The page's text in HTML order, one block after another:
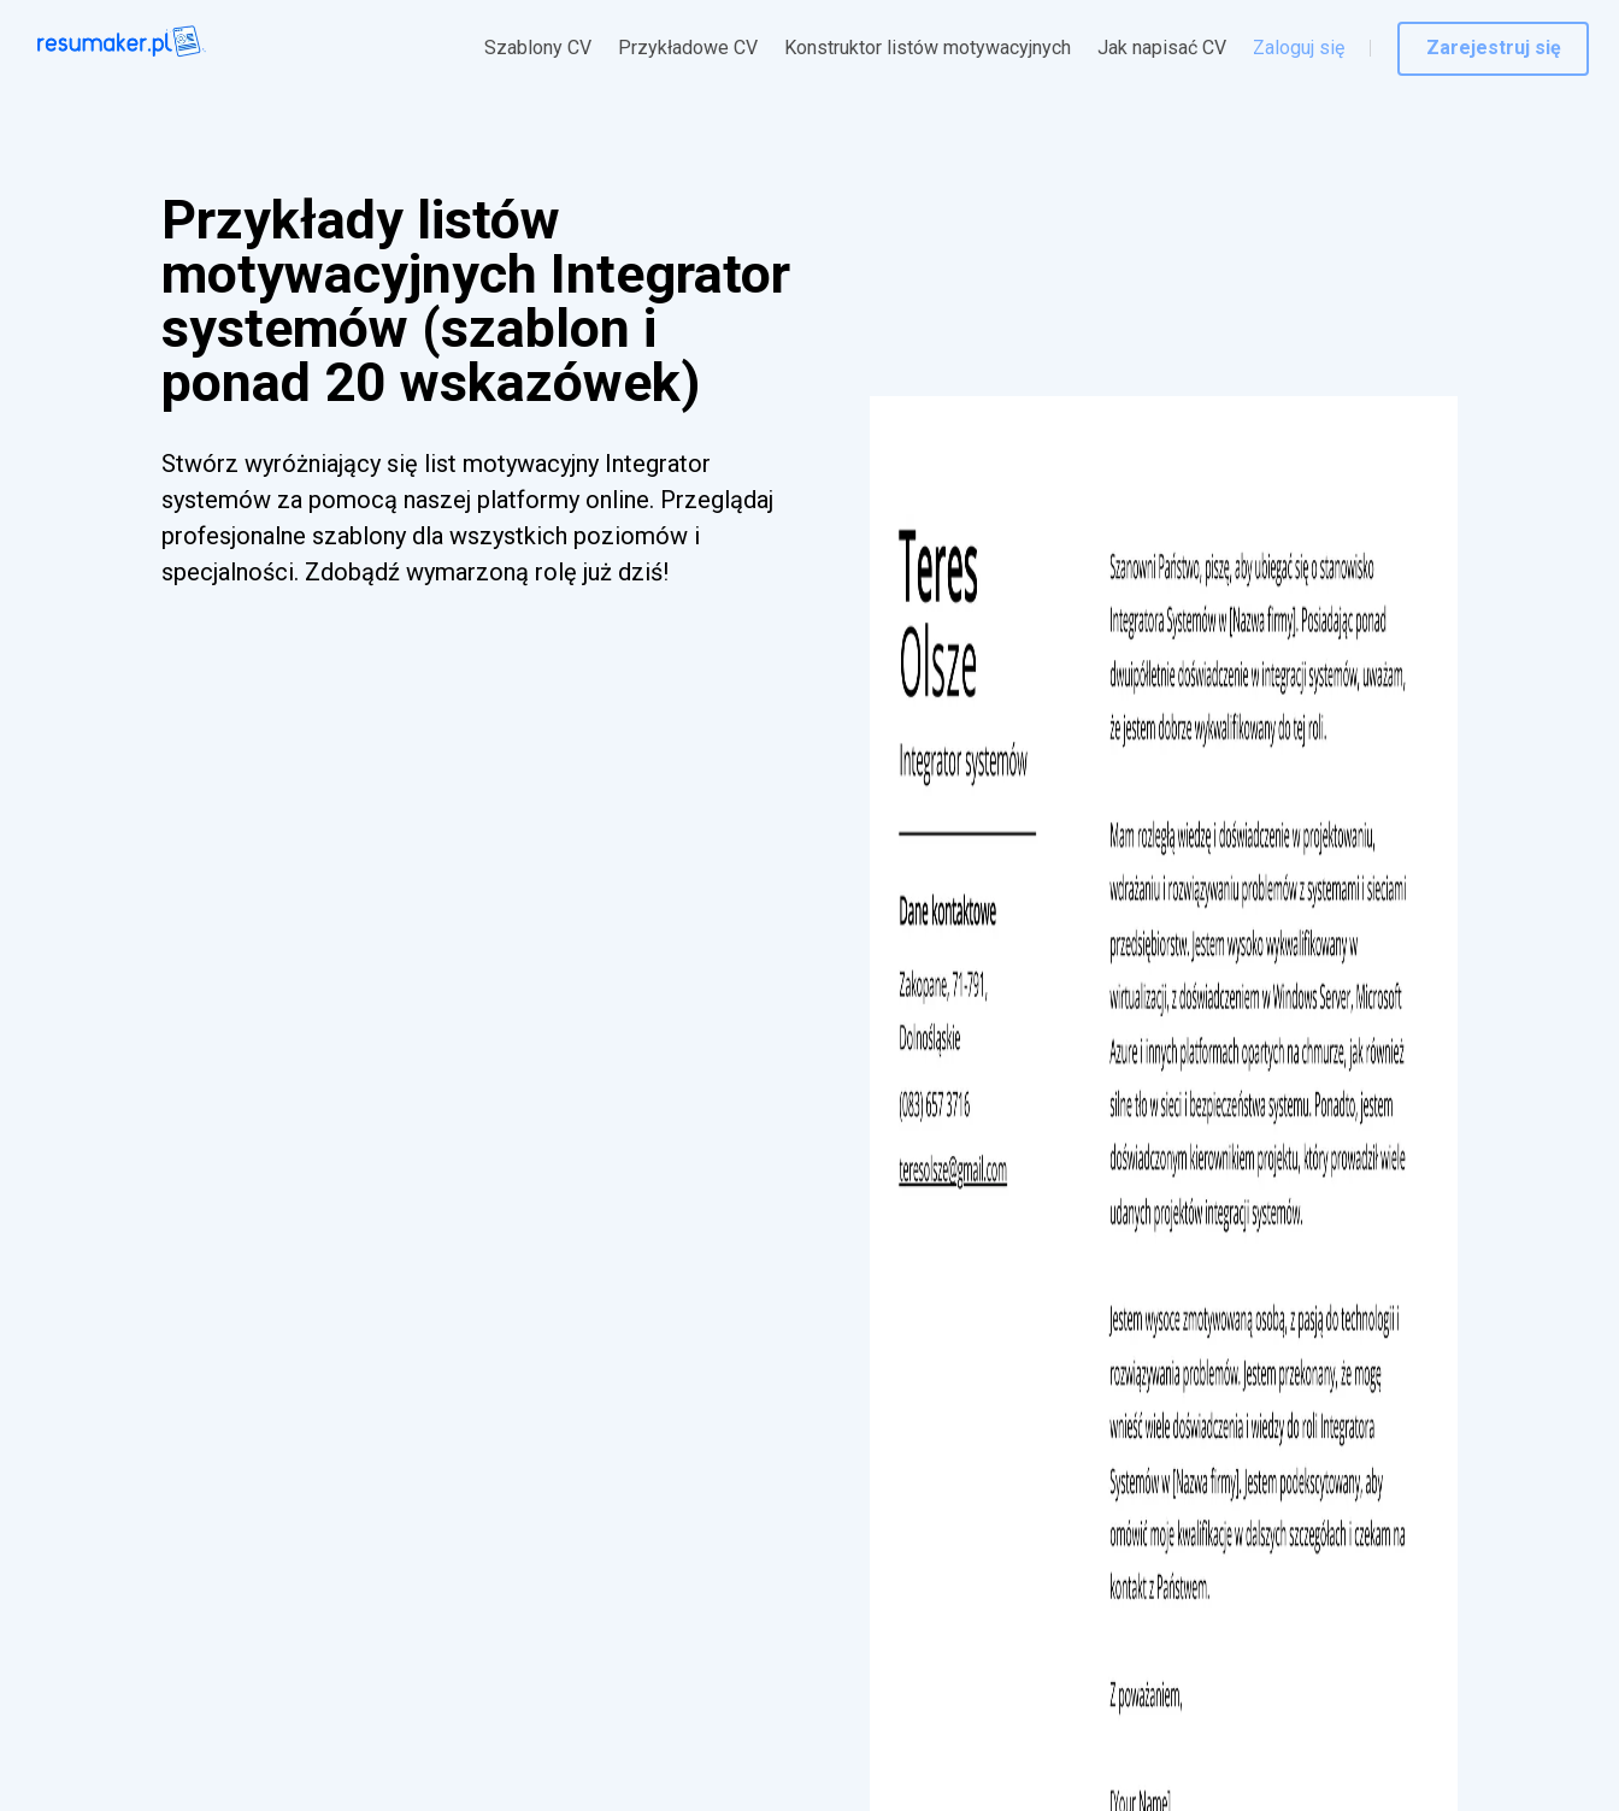
Szablony CV Przykładowe CV Konstruktor listów motywacyjnych Jak napisać CV Zaloguj się Zarejestruj się
Przykłady listów
motywacyjnych Integrator
systemów (szablon i
ponad 20 wskazówek)
Stwórz wyróżniający się list motywacyjny Integrator
systemów za pomocą naszej platformy online. Przeglądaj
profesjonalne szablony dla wszystkich poziomów i
specjalności. Zdobądź wymarzoną rolę już dziś!